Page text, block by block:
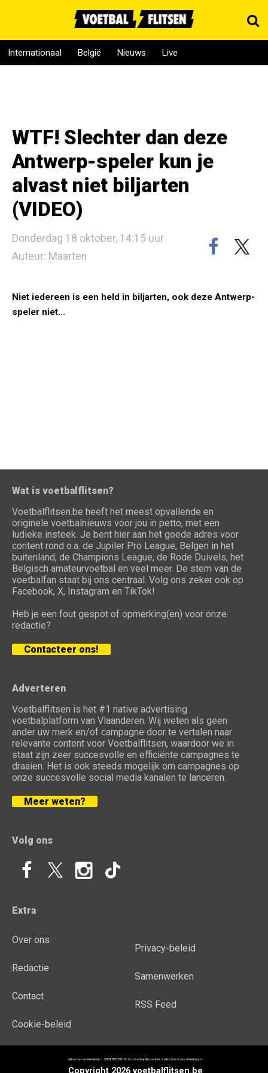
Internationaal België Nieuws Live
WTF! Slechter dan deze
Antwerp-speler kun je
alvast niet biljarten
(VIDEO)
Donderdag 18 oktober, 14:15 uur
Auteur: Maarten
Niet iedereen is een held in biljarten, ook deze Antwerp-
speler niet...
Wat is voetbalflitsen?
Voetbalflitsen.be heeft het meest opvallende en
originele voetbalnieuws voor jou in petto, met een
ludieke insteek. Je bent hier aan het goede adres voor
content rond o.a. de Jupiler Pro League, Belgen in het
buitenland, de Champions League, de Rode Duivels, het
Belgisch amateurvoetbal en veel meer. De stem van de
voetbalfan staat bij ons centraal. Volg ons zeker ook op
Facebook, X, Instagram en TikTok!
Heb je een fout gespot of opmerking(en) voor onze
redactie?
Contacteer ons!
Adverteren
Voetbalflitsen is het #1 native advertising
voetbalplatform van Vlaanderen. Wij weten als geen
ander uw merk en/of campagne door te vertalen naar
relevante content voor Voetbalflitsen, waardoor we in
staat zijn zeer succesvolle en efficiënte campagnes te
draaien. Het is ook steeds mogelijk om campagnes op
onze succesvolle social media kanalen te lanceren.
Meer weten?
Volg ons
Extra
Over ons
Redactie
Contact
Cookie-beleid
Privacy-beleid
Samenwerken
RSS Feed
Copyright 2026 voetbalflitsen.be